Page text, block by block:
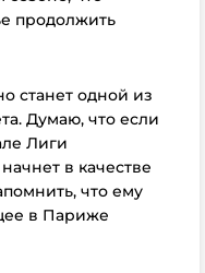
продолжить
станет одной из
Думаю, что если
Лиги
в качестве
что ему
в Париже